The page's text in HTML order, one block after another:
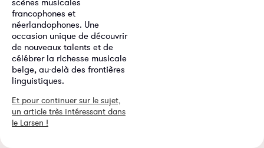
francophones et
néerlandophones. Une
occasion unique de découvrir
de nouveaux talents et de
célébrer la richesse musicale
belge, au-delà des frontières
linguistiques.
Et pour continuer sur le sujet,
un article très intéressant dans
le Larsen !